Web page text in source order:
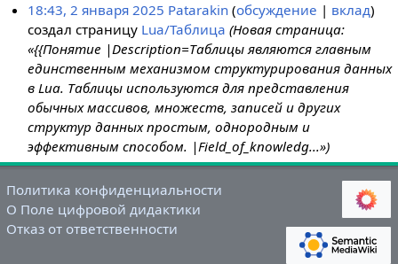
18:43, 2 января 2025 Patarakin обсуждение
вклад
создал страницу Lua/Таблица (Новая страница:
«{{Понятие |Description=Таблицы являются главным
единственным механизмом структурирования данных
в Lua. Таблицы используются для представления
обычных массивов, множеств, записей и других
структур данных простым, однородным и
эффективным способом. |Field_of_knowledg...»)
Политика конфиденциальности
О Поле цифровой дидактики
Отказ от ответственности